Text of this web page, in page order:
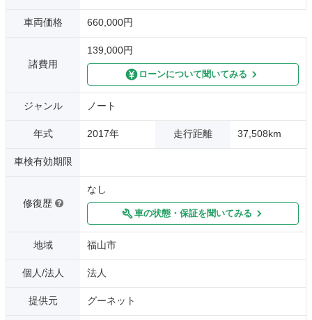
車両価格 660,000円
諸費用
139,000円
ローンについて聞いてみる
ジャンル ノート
年式 2017年 走行距離 37,508km
車検有効期限
修復歴
なし
車の状態・保証を聞いてみる
地域 福山市
個人/法人 法人
提供元 グーネット